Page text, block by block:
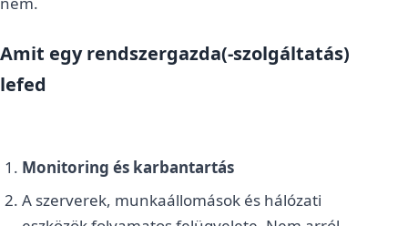
Amit egy rendszergazda(-szolgáltatás)
lefed
Monitoring és karbantartás
A szerverek, munkaállomások és hálózati